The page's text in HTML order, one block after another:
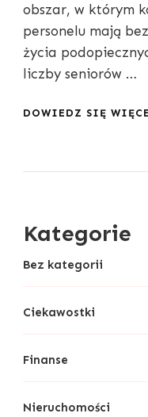
obszar, w którym
personelu mają
życia
liczby seniorów …
DOWIEDZ SIĘ
Kategorie
Bez kategorii
Ciekawostki
Finanse
Nieruchomości